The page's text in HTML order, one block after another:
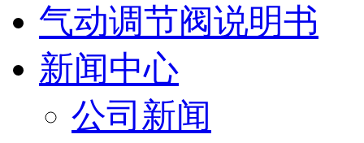
气动调节阀说明书
新闻中心
公司新闻